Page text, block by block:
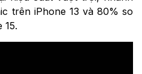
trên iPhone 13 và 80% so
15.